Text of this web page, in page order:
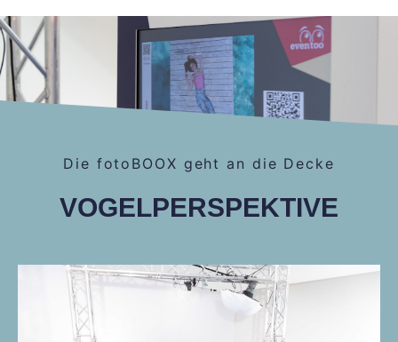
Die fotoBOOX geht an die Decke
VOGELPERSPEKTIVE